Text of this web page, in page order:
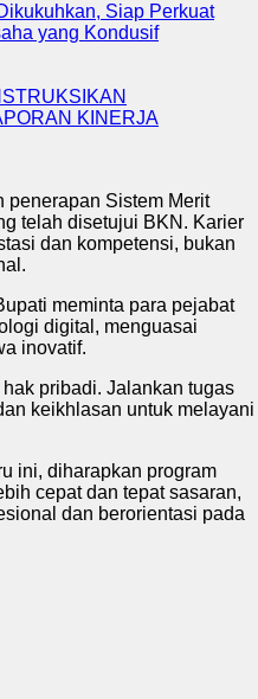
Siap Perkuat
yang Kondusif
KINERJA
penerapan Sistem Merit
telah disetujui BKN. Karier
dan kompetensi, bukan
meminta para pejabat
digital, menguasai
inovatif.
pribadi. Jalankan tugas
keikhlasan untuk melayani
ini, diharapkan program
cepat dan tepat sasaran,
dan berorientasi pada